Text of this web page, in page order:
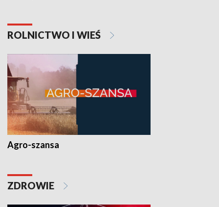
ROLNICTWO I WIEŚ
Agro-szansa
ZDROWIE